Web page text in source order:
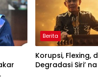
Berita
Korupsi, Flexing,
Degradasi Siri’